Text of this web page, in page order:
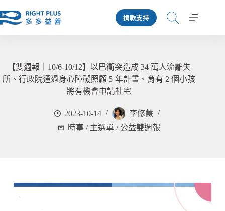
至
捐款支持
【雙週報｜10/6-10/12】以巴衝突造成 34 萬人流離失
所、行政院通過身心障礙照顧 5 年計畫、育有 2 個小孩
將有機會申請社宅
2023-10-14
李修慧
時事 / 主選單 /公益雙週報